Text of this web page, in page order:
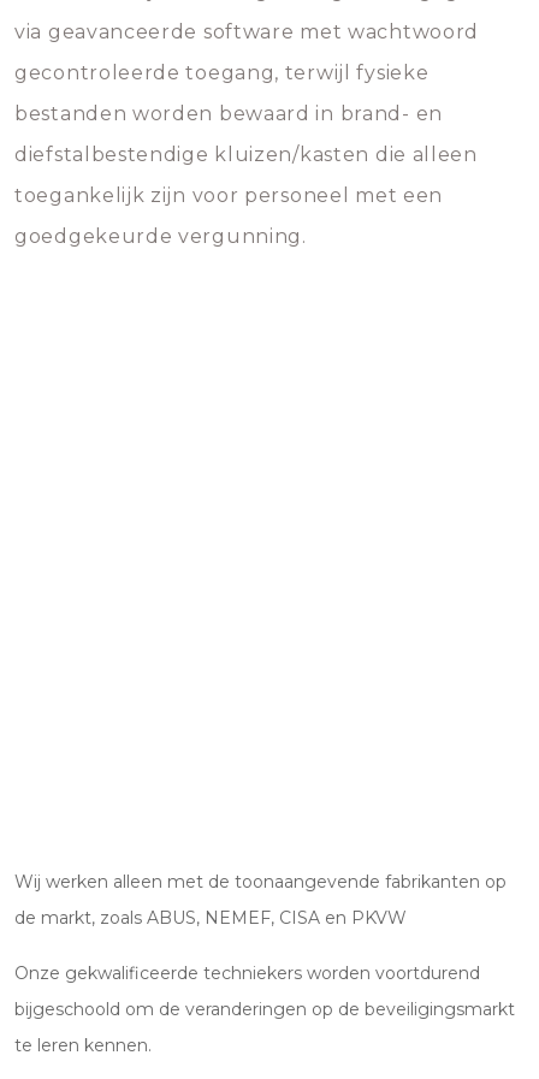
via geavanceerde software met wachtwoord
gecontroleerde toegang, terwijl fysieke
bestanden worden bewaard in brand- en
diefstalbestendige kluizen/kasten die alleen
toegankelijk zijn voor personeel met een
goedgekeurde vergunning.
Wij werken alleen met de toonaangevende fabrikanten op
de markt, zoals ABUS, NEMEF, CISA en PKVW
Onze gekwalificeerde techniekers worden voortdurend
bijgeschoold om de veranderingen op de beveiligingsmarkt
te leren kennen.